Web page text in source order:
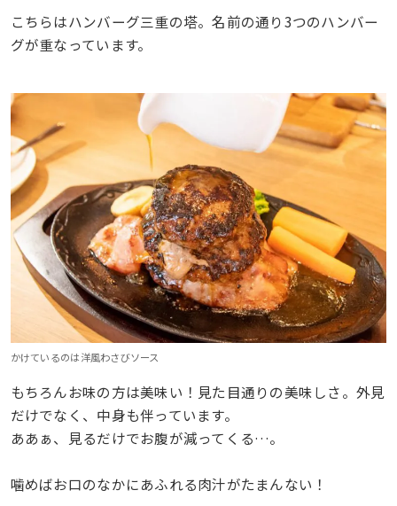
こちらはハンバーグ三重の塔。名前の通り3つのハンバー
グが重なっています。
かけているのは洋風わさびソース
もちろんお味の方は美味い！見た目通りの美味しさ。外見
だけでなく、中身も伴っています。
ああぁ、見るだけでお腹が減ってくる…。
噛めばお口のなかにあふれる肉汁がたまんない！